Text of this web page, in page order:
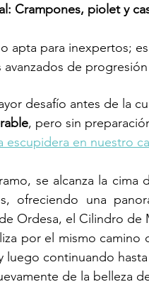
Crampones, piolet y
apta para inexpertos;
de
desafío antes de la
, pero sin
escupidera en nuestro
se alcanza la
ofreciendo una
Ordesa, el Cilindro de
por el mismo
luego continuando
de la belleza